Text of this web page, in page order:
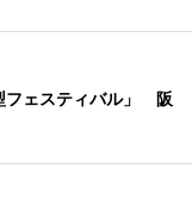
フェスティバル」 阪